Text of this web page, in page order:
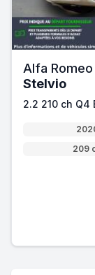
Alfa Romeo
Stelvio
2.2 210 ch Q4
209